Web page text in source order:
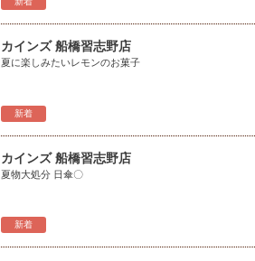
新着
カインズ 船橋習志野店
夏に楽しみたいレモンのお菓子
新着
カインズ 船橋習志野店
夏物大処分 日傘〇